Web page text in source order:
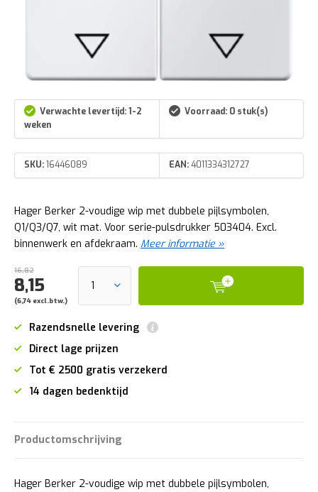
Verwachte levertijd: 1-2
weken
Voorraad: 0 stuk(s)
SKU:16446089 EAN:4011334312727
Hager Berker 2-voudige wip met dubbele pijlsymbolen,
Q1/Q3/Q7, wit mat. Voor serie-pulsdrukker 503404. Excl.
binnenwerk en afdekraam. Meer informatie »
16,82
8,15
(6,74 excl.btw.)
Razendsnelle levering
Direct lage prijzen
Tot € 2500 gratis verzekerd
14 dagen bedenktijd
Productomschrijving
Hager Berker 2-voudige wip met dubbele pijlsymbolen,